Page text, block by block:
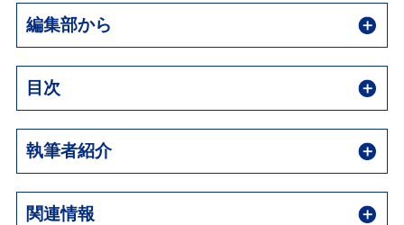
編集部から
目次
執筆者紹介
関連情報